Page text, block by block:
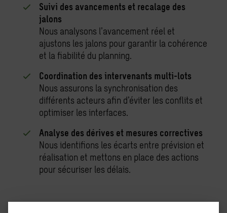
Suivi des avancements et recalage des
jalons
Nous analysons l’avancement réel et
ajustons les jalons pour garantir la cohérence
et la fiabilité du planning.
Coordination des intervenants multi-lots
Nous assurons la synchronisation des
différents acteurs afin d’éviter les conflits et
optimiser les interfaces.
Analyse des dérives et mesures correctives
Nous identifions les écarts entre prévision et
réalisation et mettons en place des actions
pour sécuriser les délais.